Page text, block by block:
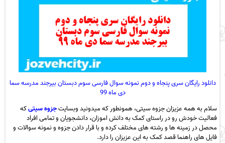
دانلود رایگان سری پنجاه و دوم نمونه سوال فارسی سوم دبستان بیرجند مدرسه سما
دی ماه 99
سلام به همه عزیزان جزوه سیتی، همونطور که میدونید وبسایتجزوه سیتیکه
فعالیت خودش رو در راستای کمک به دانش اموزان، دانشجویان و تمامی افراد
محصل در زمینه ها و رشته های مختلف کرده و با قرار دادن جزوه و نمونه سوالات و
فایل های راهنما قصد کمک به این عزیزان را دارد.